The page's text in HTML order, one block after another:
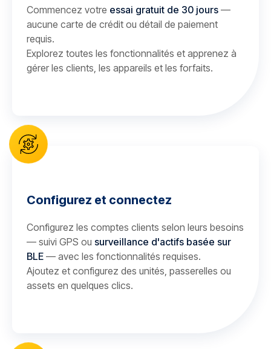
Commencez votre essai gratuit de 30 jours —
aucune carte de crédit ou détail de paiement
requis.
Explorez toutes les fonctionnalités et apprenez à
gérer les clients, les appareils et les forfaits.
Configurez et connectez
Configurez les comptes clients selon leurs besoins
— suivi GPS ou surveillance d'actifs basée sur
BLE — avec les fonctionnalités requises.
Ajoutez et configurez des unités, passerelles ou
assets en quelques clics.